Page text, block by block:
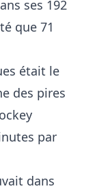
ses 192
que 71
était le
des pires
par
dans